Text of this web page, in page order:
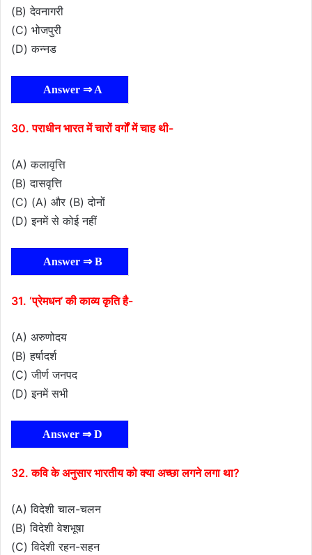
(B) देवनागरी
(C) भोजपुरी
(D) कन्नड
Answer ⇒ A
30. पराधीन भारत में चारों वर्गों में चाह थी-
(A) कलावृत्ति
(B) दासवृत्ति
(C) (A) और (B) दोनों
(D) इनमें से कोई नहीं
Answer ⇒ B
31. ‘प्रेमधन’ की काव्य कृति है-
(A) अरुणोदय
(B) हर्षादर्श
(C) जीर्ण जनपद
(D) इनमें सभी
Answer ⇒ D
32. कवि के अनुसार भारतीय को क्या अच्छा लगने लगा था?
(A) विदेशी चाल-चलन
(B) विदेशी वेशभूषा
(C) विदेशी रहन-सहन